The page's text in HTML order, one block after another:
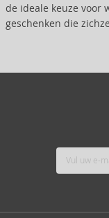
de ideale keuze voor
geschenken die